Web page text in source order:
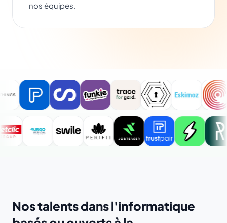
nos équipes.
Nos talents dans l'informatique